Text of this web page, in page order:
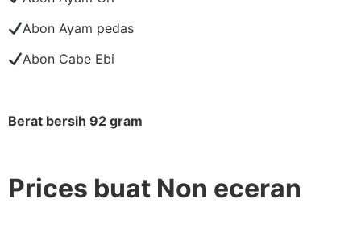
Abon Ayam pedas
Abon Cabe Ebi
Berat bersih 92 gram
Prices buat Non eceran